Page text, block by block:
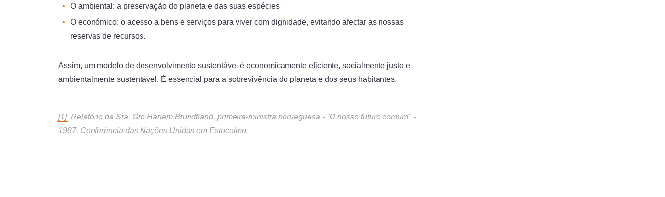
O ambiental: a preservação do planeta e das suas espécies
O económico: o acesso a bens e serviços para viver com dignidade, evitando afectar as nossas
reservas de recursos.
Assim, um modelo de desenvolvimento sustentável é economicamente eficiente, socialmente justo e
ambientalmente sustentável. É essencial para a sobrevivência do planeta e dos seus habitantes.
[1]Relatório da Sra. Gro Harlem Brundtland, primeira-ministra norueguesa - "O nosso futuro comum" -
1987, Conferência das Nações Unidas em Estocolmo.